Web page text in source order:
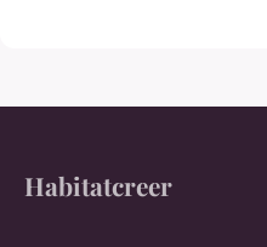
Habitatcreer